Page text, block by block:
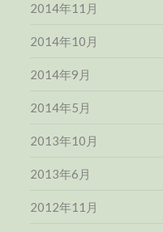
2014年11月
2014年10月
2014年9月
2014年5月
2013年10月
2013年6月
2012年11月